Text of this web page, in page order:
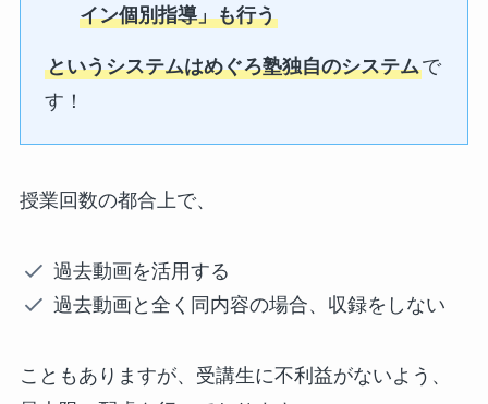
イン個別指導」も行う
というシステムはめぐろ塾独自のシステムで
す！
授業回数の都合上で、
過去動画を活用する
過去動画と全く同内容の場合、収録をしない
こともありますが、受講生に不利益がないよう、